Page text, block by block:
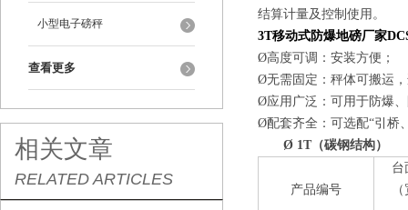
小型电子磅秤
查看更多
相关文章
RELATED ARTICLES
结算计量及控制使用。
3T移动式防爆地磅厂家
Ø高度可调：安装方便；
Ø无需固定：秤体可搬运
Ø应用广泛：可用于防爆
Ø配套齐全：可选配“引桥
Ø 1T （碳钢结构）
产品编号